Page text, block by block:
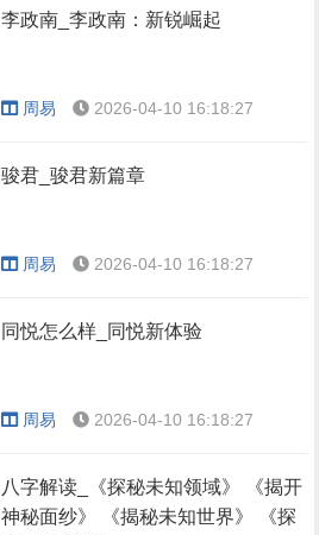
李政南_李政南：新锐崛起
周易 2026-04-10 16:18:27
骏君_骏君新篇章
周易 2026-04-10 16:18:27
同悦怎么样_同悦新体验
周易 2026-04-10 16:18:27
八字解读_《探秘未知领域》 《揭开
神秘面纱》 《揭秘未知世界》 《探